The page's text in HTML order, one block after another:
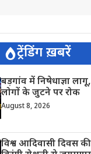
ट्रेंडिंग ख़बरें
बड़गांव में निषेधाज्ञा
लोगों के जुटने पर रोक
August 8, 2026
विश्व आदिवासी दिवस